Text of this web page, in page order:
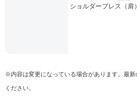
ショルダープレス（肩
※内容は変更になっている場合があります。最
ください。